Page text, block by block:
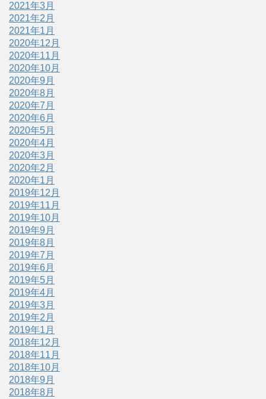
2021年3月
2021年2月
2021年1月
2020年12月
2020年11月
2020年10月
2020年9月
2020年8月
2020年7月
2020年6月
2020年5月
2020年4月
2020年3月
2020年2月
2020年1月
2019年12月
2019年11月
2019年10月
2019年9月
2019年8月
2019年7月
2019年6月
2019年5月
2019年4月
2019年3月
2019年2月
2019年1月
2018年12月
2018年11月
2018年10月
2018年9月
2018年8月